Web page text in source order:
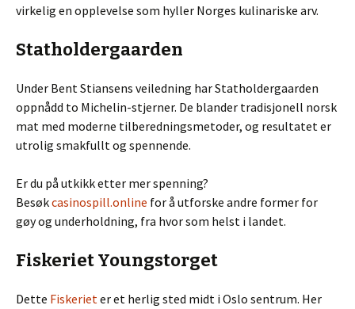
virkelig en opplevelse som hyller Norges kulinariske arv.
Statholdergaarden
Under Bent Stiansens veiledning har Statholdergaarden
oppnådd to Michelin-stjerner. De blander tradisjonell norsk
mat med moderne tilberedningsmetoder, og resultatet er
utrolig smakfullt og spennende.
Er du på utkikk etter mer spenning?
Besøkcasinospill.online for å utforske andre former for
gøy og underholdning, fra hvor som helst i landet.
Fiskeriet Youngstorget
Dette Fiskerieter et herlig sted midt i Oslo sentrum. Her